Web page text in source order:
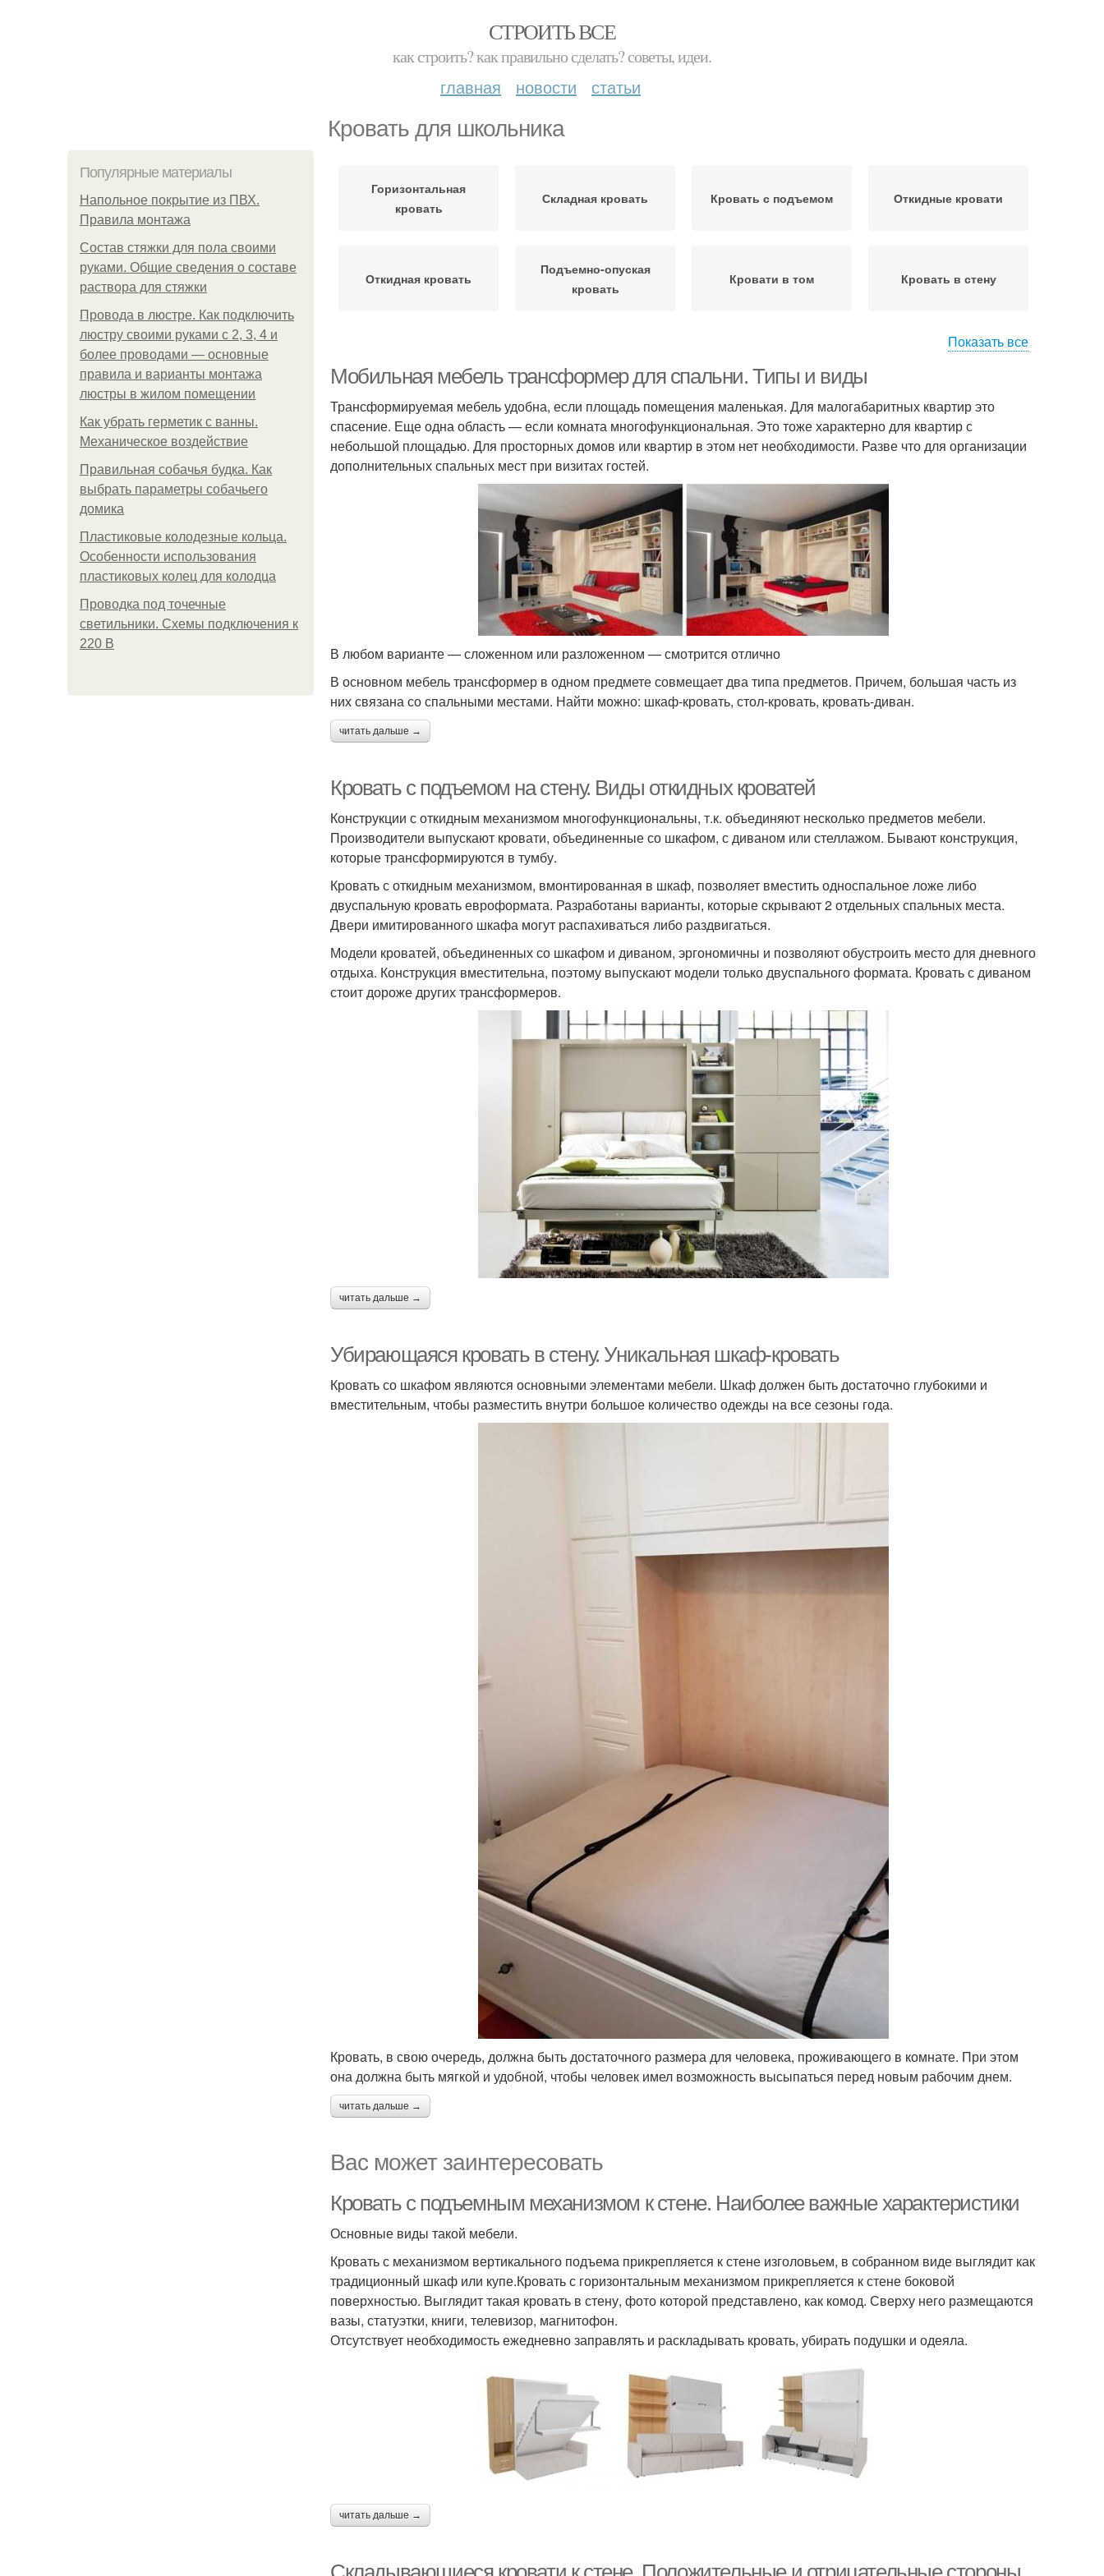
СТРОИТЬ ВСЕ
как строить? как правильно сделать? советы, идеи.
главная новости статьи
Кровать для школьника
Популярные материалы
Напольное покрытие из ПВХ.
Правила монтажа
Состав стяжки для пола своими
руками. Общие сведения о составе
раствора для стяжки
Провода в люстре. Как подключить
люстру своими руками с 2, 3, 4 и
более проводами — основные
правила и варианты монтажа
люстры в жилом помещении
Как убрать герметик с ванны.
Механическое воздействие
Правильная собачья будка. Как
выбрать параметры собачьего
домика
Пластиковые колодезные кольца.
Особенности использования
пластиковых колец для колодца
Проводка под точечные
светильники. Схемы подключения к
220 В
Горизонтальная
кровать
Складная кровать Кровать с подъемом Откидные кровати
Откидная кровать
Подъемно-опуская
кровать
Кровати в том Кровать в стену
Показать все
Мобильная мебель трансформер для спальни. Типы и виды
Трансформируемая мебель удобна, если площадь помещения маленькая. Для малогабаритных квартир это
спасение. Еще одна область — если комната многофункциональная. Это тоже характерно для квартир с
небольшой площадью. Для просторных домов или квартир в этом нет необходимости. Разве что для организации
дополнительных спальных мест при визитах гостей.
В любом варианте — сложенном или разложенном — смотрится отлично
В основном мебель трансформер в одном предмете совмещает два типа предметов. Причем, большая часть из
них связана со спальными местами. Найти можно: шкаф-кровать, стол-кровать, кровать-диван.
читать дальше →
Кровать с подъемом на стену. Виды откидных кроватей
Конструкции с откидным механизмом многофункциональны, т.к. объединяют несколько предметов мебели.
Производители выпускают кровати, объединенные со шкафом, с диваном или стеллажом. Бывают конструкция,
которые трансформируются в тумбу.
Кровать с откидным механизмом, вмонтированная в шкаф, позволяет вместить односпальное ложе либо
двуспальную кровать евроформата. Разработаны варианты, которые скрывают 2 отдельных спальных места.
Двери имитированного шкафа могут распахиваться либо раздвигаться.
Модели кроватей, объединенных со шкафом и диваном, эргономичны и позволяют обустроить место для дневного
отдыха. Конструкция вместительна, поэтому выпускают модели только двуспального формата. Кровать с диваном
стоит дороже других трансформеров.
читать дальше →
Убирающаяся кровать в стену. Уникальная шкаф-кровать
Кровать со шкафом являются основными элементами мебели. Шкаф должен быть достаточно глубокими и
вместительным, чтобы разместить внутри большое количество одежды на все сезоны года.
Кровать, в свою очередь, должна быть достаточного размера для человека, проживающего в комнате. При этом
она должна быть мягкой и удобной, чтобы человек имел возможность высыпаться перед новым рабочим днем.
читать дальше →
Вас может заинтересовать
Кровать с подъемным механизмом к стене. Наиболее важные характеристики
Основные виды такой мебели.
Кровать с механизмом вертикального подъема прикрепляется к стене изголовьем, в собранном виде выглядит как
традиционный шкаф или купе.Кровать с горизонтальным механизмом прикрепляется к стене боковой
поверхностью. Выглядит такая кровать в стену, фото которой представлено, как комод. Сверху него размещаются
вазы, статуэтки, книги, телевизор, магнитофон.
Отсутствует необходимость ежедневно заправлять и раскладывать кровать, убирать подушки и одеяла.
читать дальше →